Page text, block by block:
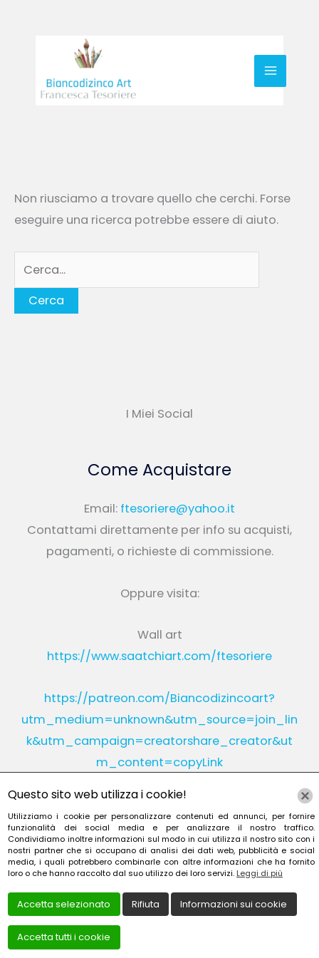
contenuto
Non riusciamo a trovare quello che cerchi. Forse
eseguire una ricerca potrebbe essere di aiuto.
Cerca:
I Miei Social
Come Acquistare
Email: ftesoriere@yahoo.it
Contattami direttamente per info su acquisti,
pagamenti, o richieste di commissione.
Oppure visita:
Wall art
https://www.saatchiart.com/ftesoriere
https://patreon.com/Biancodizincoart?
utm_medium=unknown&utm_source=join_lin
k&utm_campaign=creatorshare_creator&ut
m_content=copyLink
Instagram Linkedin
YouTube Patreon
Questo sito web utilizza i cookie!
Utilizziamo i cookie per personalizzare contenuti ed annunci, per fornire
funzionalità dei social media e per analizzare il nostro traffico.
Condividiamo inoltre informazioni sul modo in cui utilizza il nostro sito con i
nostri partner che si occupano di analisi dei dati web, pubblicità e social
media, i quali potrebbero combinarle con altre informazioni che ha fornito
loro o che hanno raccolto dal suo utilizzo dei loro servizi. Leggi di più
Accetta selezionato Rifiuta Informazioni sui cookie
Accetta tutti i cookie